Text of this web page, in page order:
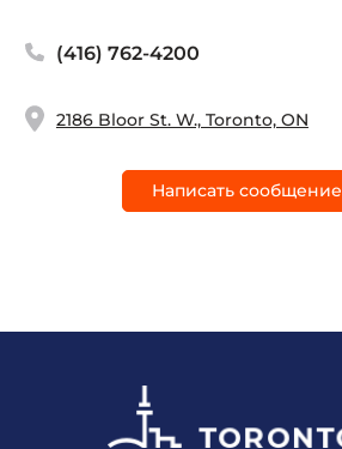
(416) 762-4200
2186 Bloor St. W., Toronto, ON
Написать сообщение